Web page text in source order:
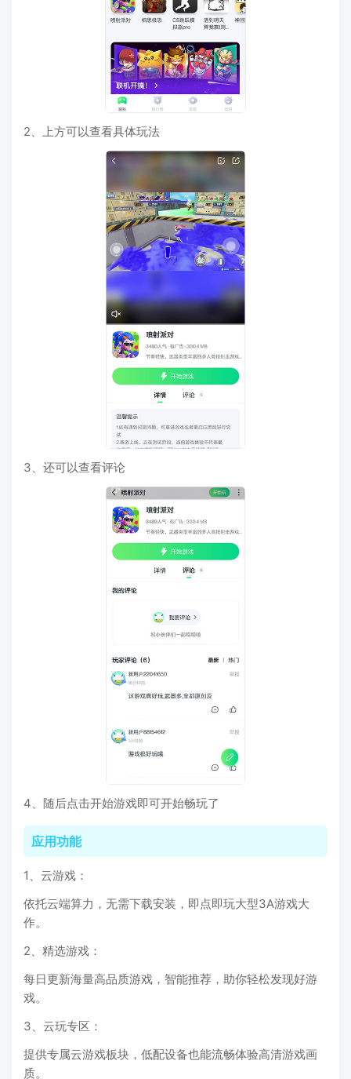
2、上方可以查看具体玩法
3、还可以查看评论
4、随后点击开始游戏即可开始畅玩了
应用功能
1、云游戏：
依托云端算力，无需下载安装，即点即玩大型3A游戏大
作。
2、精选游戏：
每日更新海量高品质游戏，智能推荐，助你轻松发现好游
戏。
3、云玩专区：
提供专属云游戏板块，低配设备也能流畅体验高清游戏画
质。